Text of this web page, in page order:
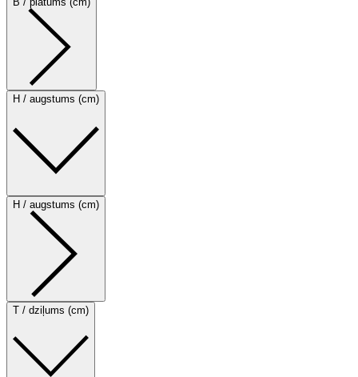
H / augstums (cm)
H / augstums (cm)
T / dziļums (cm)